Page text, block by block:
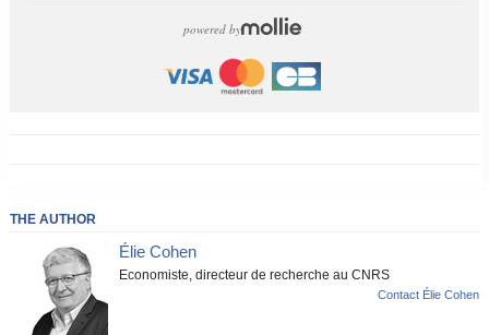
powered by
THE AUTHOR
Élie Cohen
Economiste, directeur de recherche au CNRS
Contact Élie Cohen